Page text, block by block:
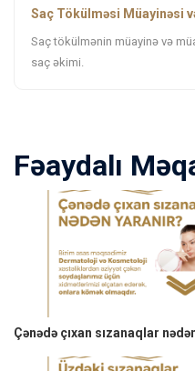
Saç Tökülməsi Müayinəsi
Saç tökülmənin müayinə və
saç əkimi.
Fəaydalı
Çənədə çıxan sızanaqlar